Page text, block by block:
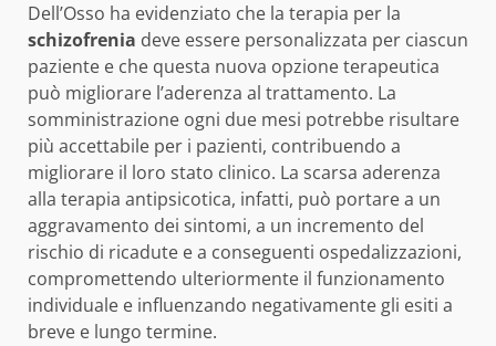
Dell’Osso ha evidenziato che la terapia per la
schizofrenia deve essere personalizzata per ciascun
paziente e che questa nuova opzione terapeutica
può migliorare l’aderenza al trattamento. La
somministrazione ogni due mesi potrebbe risultare
più accettabile per i pazienti, contribuendo a
migliorare il loro stato clinico. La scarsa aderenza
alla terapia antipsicotica, infatti, può portare a un
aggravamento dei sintomi, a un incremento del
rischio di ricadute e a conseguenti ospedalizzazioni,
compromettendo ulteriormente il funzionamento
individuale e influenzando negativamente gli esiti a
breve e lungo termine.